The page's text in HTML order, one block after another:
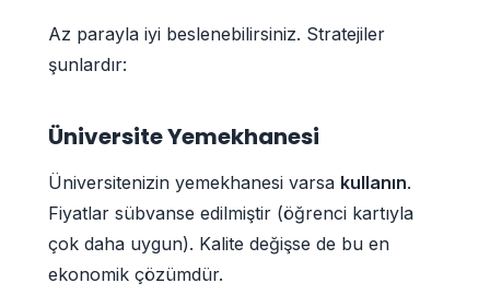
Az parayla iyi beslenebilirsiniz. Stratejiler
şunlardır:
Üniversite Yemekhanesi
Üniversitenizin yemekhanesi varsa kullanın.
Fiyatlar sübvanse edilmiştir (öğrenci kartıyla
çok daha uygun). Kalite değişse de bu en
ekonomik çözümdür.